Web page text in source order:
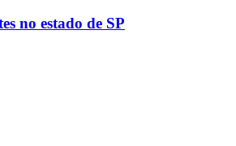
no estado de SP